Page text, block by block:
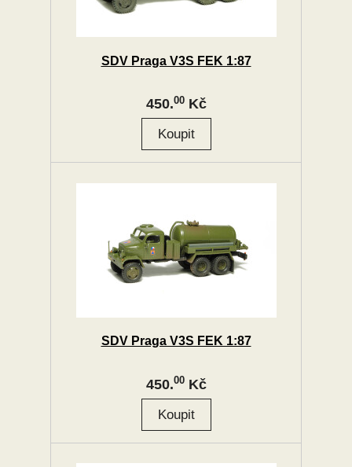
SDV Praga V3S FEK 1:87
450.00Kč
SDV Praga V3S FEK 1:87
450.00Kč